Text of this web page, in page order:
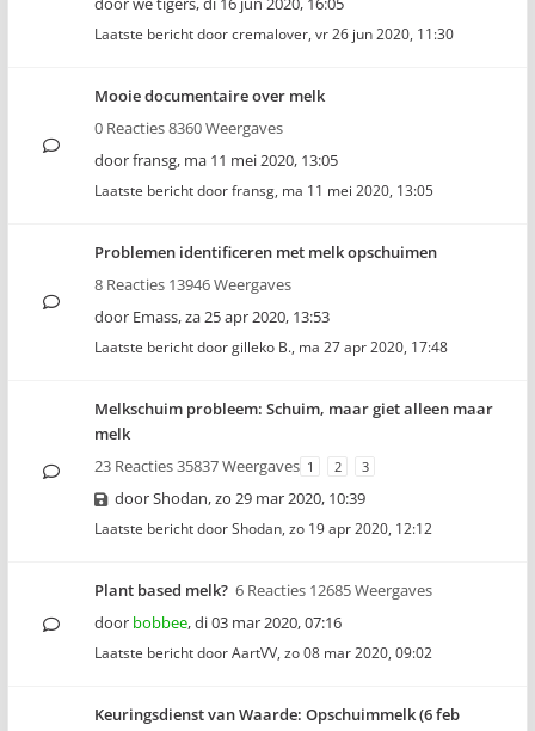
Laatste bericht doorcremalover, vr 26 jun 2020, 11:30
Mooie documentaire over melk
0 Reacties 8360 Weergaves
doorfransg, ma 11 mei 2020, 13:05
Laatste bericht doorfransg, ma 11 mei 2020, 13:05
Problemen identificeren met melk opschuimen
8 Reacties 13946 Weergaves
door Emass,za 25 apr 2020, 13:53
Laatste bericht doorgilleko B., ma 27 apr 2020, 17:48
Melkschuim probleem: Schuim, maar giet alleen maar
melk
23 Reacties 35837 Weergaves 1 2 3
doorShodan,zo 29 mar 2020, 10:39
Laatste bericht doorShodan, zo 19 apr 2020, 12:12
Plant based melk? 6 Reacties 12685 Weergaves
door bobbee,di 03 mar 2020, 07:16
Laatste bericht doorAartVV, zo 08 mar 2020, 09:02
Keuringsdienst van Waarde: Opschuimmelk (6 feb